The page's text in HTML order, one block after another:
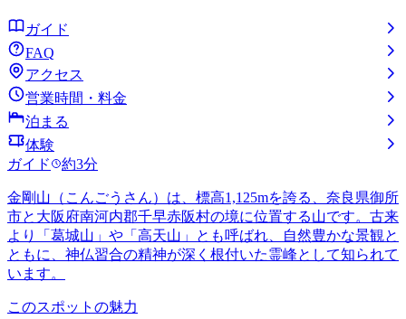
ガイド
FAQ
アクセス
営業時間・料金
泊まる
体験
ガイド
約3分
金剛山（こんごうさん）は、標高1,125mを誇る、奈良県御所
市と大阪府南河内郡千早赤阪村の境に位置する山です。古来
より「葛城山」や「高天山」とも呼ばれ、自然豊かな景観と
ともに、神仏習合の精神が深く根付いた霊峰として知られて
います。
このスポットの魅力